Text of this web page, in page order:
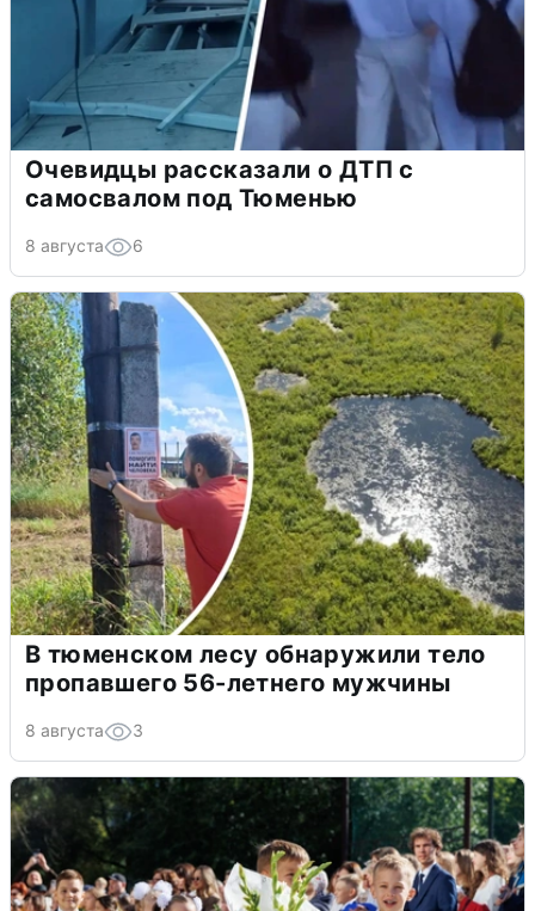
Очевидцы рассказали о ДТП с
самосвалом под Тюменью
8 августа 6
В тюменском лесу обнаружили тело
пропавшего 56-летнего мужчины
8 августа 3